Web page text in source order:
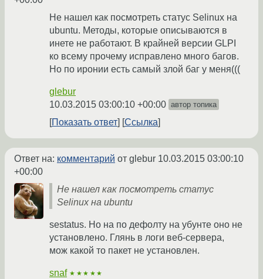
Не нашел как посмотреть статус Selinux на
ubuntu. Методы, которые описываются в
инете не работают. В крайней версии GLPI
ко всему прочему исправлено много багов.
Но по иронии есть самый злой баг у меня(((
glebur
10.03.2015 03:00:10 +00:00 автор топика
Показать ответ Ссылка
Ответ на: комментарий от glebur 10.03.2015 03:00:10
+00:00
Не нашел как посмотреть статус
Selinux на ubuntu
sestatus. Но на по дефолту на убунте оно не
установлено. Глянь в логи веб-сервера,
мож какой то пакет не установлен.
snaf ★★★★★